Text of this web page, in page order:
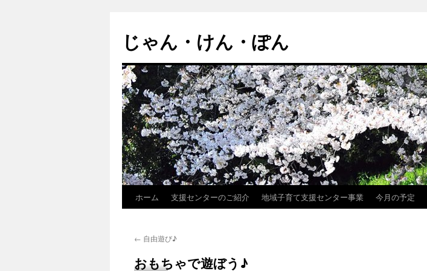
じゃん・けん・ぽん
ン
ホーム 支援センターのご紹介 地域子育て支援センター事業 今月の予定
← 自由遊び♪
おもちゃで遊ぼう♪